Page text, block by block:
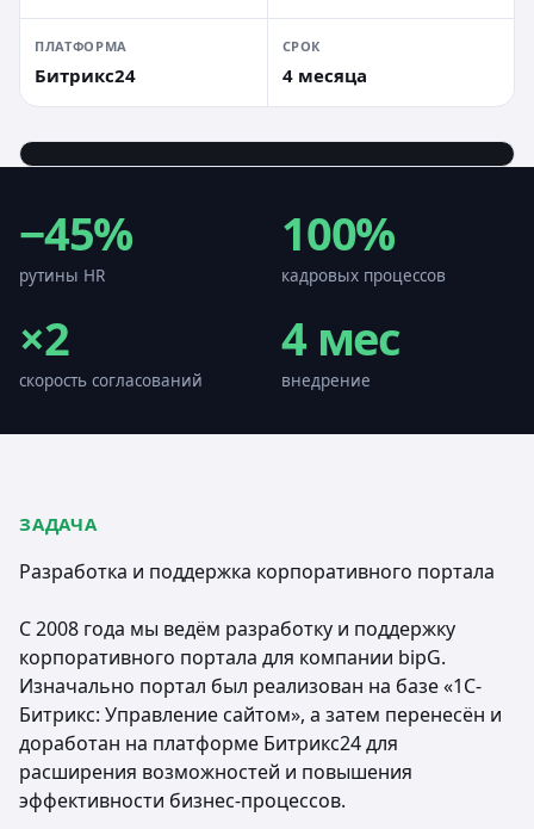
ПЛАТФОРМА
Битрикс24
СРОК
4 месяца
−45%
рутины HR
100%
кадровых процессов
×2
скорость согласований
4 мес
внедрение
ЗАДАЧА
Разработка и поддержка корпоративного портала
С 2008 года мы ведём разработку и поддержку
корпоративного портала для компании bipG.
Изначально портал был реализован на базе «1С-
Битрикс: Управление сайтом», а затем перенесён и
доработан на платформе Битрикс24 для
расширения возможностей и повышения
эффективности бизнес-процессов.